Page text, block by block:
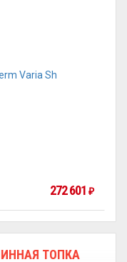
272 601 ₽
ТОПКА